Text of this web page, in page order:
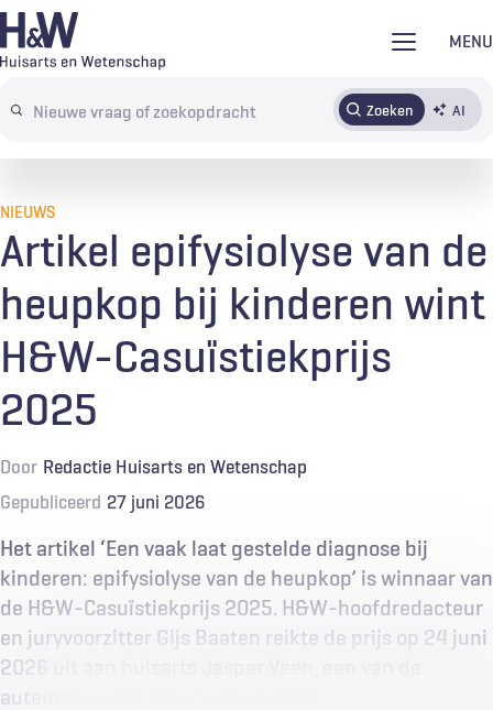
Overslaan
en
de
MENU
Search
terms
Zoeken AI
AbonnerenTijdschrift Inloggen
NIEUWS
Artikel epifysiolyse van de
heupkop bij kinderen wint
H&W-Casuïstiekprijs
2025
Door Redactie Huisarts en Wetenschap
Gepubliceerd 27 juni 2026
Het artikel ‘Een vaak laat gestelde diagnose bij
kinderen: epifysiolyse van de heupkop’ is winnaar van
de H&W-Casuïstiekprijs 2025. H&W-hoofdredacteur
en juryvoorzitter Gijs Baaten reikte de prijs op 24 juni
2026 uit aan huisarts Jasper Veen, een van de
auteurs van het bekroonde artikel.